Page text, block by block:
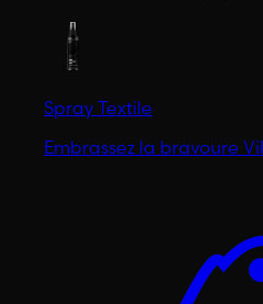
Spray Textile
Embrassez la bravoure